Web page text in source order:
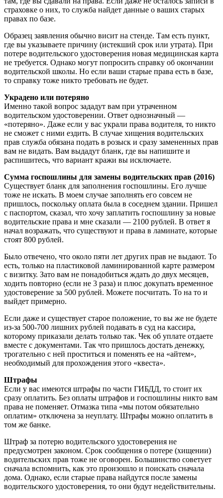
страховке о них, то служба найдет данные о ваших старых
правах по базе.
Образец заявления обычно висит на стенде. Там есть пункт,
где вы указываете причину (истекший срок или утрата). При
потере водительского удостоверения новая медицинская карта
не требуется. Однако могут попросить справку об окончании
водительской школы. Но если ваши старые права есть в базе,
то справку тоже никто требовать не будет.
Украдено или потеряно
Именно такой вопрос зададут вам при утраченном
водительском удостоверении. Ответ однозначный —
«потеряно». Даже если у вас украли права водителя, то никто
не сможет с ними ездить. В случае хищения водительских
прав служба обязана подать в розыск и сразу замененных прав
вам не видать. Вам выдадут бланк, где вы напишите и
распишитесь, что вариант кражи вы исключаете.
Сумма госпошлины для замены водительских прав (2016)
Существует бланк для заполнения госпошлины. Его лучше
тоже не искать. В моем случае заполнять его совсем не
пришлось, поскольку оплата была в соседнем здании. Пришел
с паспортом, сказал, что хочу заплатить госпошлину за новые
водительские права и мне сказали — 2100 рублей. В ответ я
начал возражать, что существуют и права в ламинате, которые
стоят 800 рублей.
Было отвечено, что около пяти лет других прав не выдают. То
есть, только на пластиковой ламинированной карте размером
с визитку. Зато вам не понадобиться ждать до двух месяцев,
ходить повторно (если не 3 раза) и плюс докупать временное
удостоверение за 500 рублей. Можете посчитать. То на то и
выйдет примерно.
Если даже и существует старое положение, то вы же не будете
из-за 500-700 лишних рублей подавать в суд на кассира,
которому приказали делать только так. Чек об уплате отдаете
вместе с документами. Так что пришлось достать денежку,
трогательно с ней проститься и поменять ее на «айтем»,
необходимый для прохождения этого «квеста».
Штрафы
Если у вас имеются штрафы по части ГИБДД, то стоит их
сразу оплатить. Без оплаты штрафов и госпошлины никто вам
права не поменяет. Отмазка типа «мы потом обязательно
оплатим» отключена за неуплату. Штрафы можно оплатить в
том же банке.
Штраф за потерю водительского удостоверения не
предусмотрен законом. Срок сообщения о потере (хищении)
водительских прав тоже не оговорен. Большинство советует
сначала вспомнить, как это произошло и поискать сначала
дома. Однако, если старые права найдутся после замены
водительского удостоверения, то они будут недействительны.